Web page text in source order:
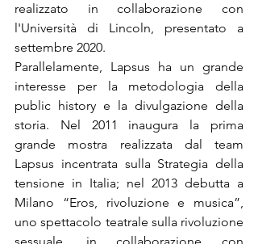
realizzato in collaborazione con
l'Università di Lincoln, presentato a
settembre 2020.
Parallelamente, Lapsus ha un grande
interesse per la metodologia della
public history e la divulgazione della
storia. Nel 2011 inaugura la prima
grande mostra realizzata dal team
Lapsus incentrata sulla Strategia della
tensione in Italia; nel 2013 debutta a
Milano “Eros, rivoluzione e musica”,
uno spettacolo teatrale sulla rivoluzione